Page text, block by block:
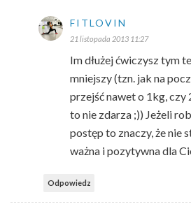
FITLOVIN
21 listopada 2013 11:27
Im dłużej ćwiczysz tym
mniejszy (tzn. jak na
przejść nawet o 1kg, czy
to nie zdarza ;)) Jeżeli
postęp to znaczy, że nie
ważna i pozytywna dla
Odpowiedz